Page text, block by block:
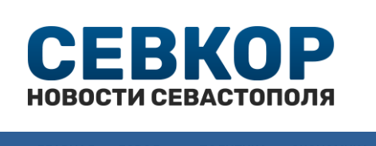
content
СевКор — Новости
Севастополя